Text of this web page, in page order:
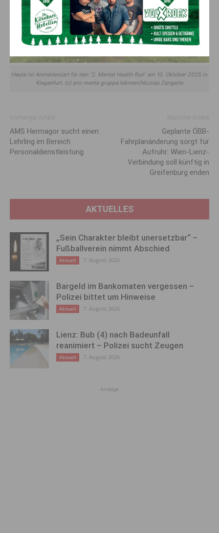
Heute ist Anmeldestart für den “2. Mental Health Run” am 10. Oktober 2025 in
Klagenfurt. (c) pro mente gruppe kärnten/Nicolas Zangerle
AMS Hermagor sucht einen
Lehrling im Bereich
Personaldienstleistung
Geplante ÖBB-
Fahrplanänderung sorgt für
Aufruhr: Wien-Lienz-
Verbindung soll künftig in
Greifenburg enden
AKTUELLES
„Sein Charakter bleibt unersetzbar“ –
Fußballverein nimmt Abschied
Aktuell 7. August 2026
Bargeld im Bankomaten vergessen –
Polizei bittet um Hinweise
Aktuell 7. August 2026
Lienz: Bub (4) nach Badeunfall
reanimiert – Polizei sucht Zeugen
Aktuell 7. August 2026
Anzeige